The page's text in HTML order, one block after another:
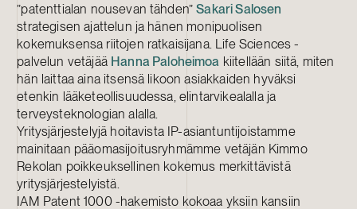
”patenttialan nousevan tähden”Sakari Salosen
strategisen ajattelun ja hänen monipuolisen
kokemuksensa riitojen ratkaisijana. Life Sciences -
palvelun vetäjää Hanna Paloheimoa kiitellään siitä, miten
hän laittaa aina itsensä likoon asiakkaiden hyväksi
etenkin lääketeollisuudessa, elintarvikealalla ja
terveysteknologian alalla.
Yritysjärjestelyjä hoitavista IP-asiantuntijoistamme
mainitaan pääomasijoitusryhmämme vetäjän Kimmo
Rekolan poikkeuksellinen kokemus merkittävistä
yritysjärjestelyistä.
IAM Patent 1000 -hakemisto kokoaa yksiin kansiin